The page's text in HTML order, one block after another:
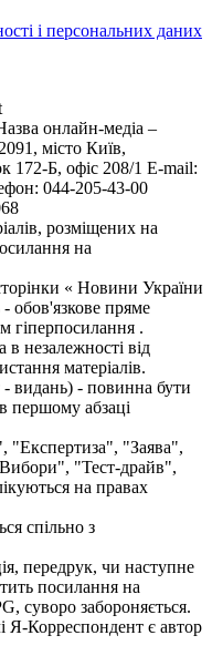
і персональних даних
онлайн-медіа –
місто Київ,
Б, офіс 208/1 E-mail:
044-205-43-00
розміщених на
на
« Новини України
- обов'язкове пряме
гіперпосилання .
незалежності від
матеріалів.
- видань) - повинна бути
першому абзаці
"Експертиза", "Заява",
"Тест-драйв",
на правах
спільно з
передрук, чи наступне
посилання на
суворо забороняється.
Я-Корреспондент є автор